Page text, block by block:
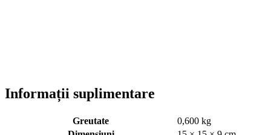
Informații suplimentare
Greutate
0,600 kg